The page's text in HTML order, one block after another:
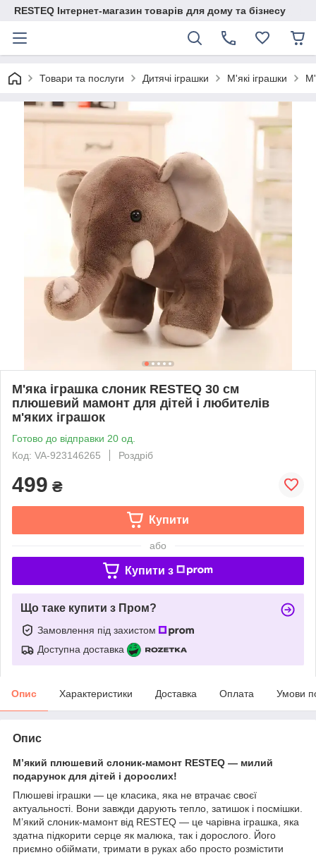
RESTEQ Інтернет-магазин товарів для дому та бізнесу
Товари та послуги Дитячі іграшки М'які іграшки
М'яка іграшка слоник RESTEQ 30 см
плюшевий мамонт для дітей і любителів
м'яких іграшок
Готово до відправки 20 од.
Код: VA-923146265
Роздріб
499 ₴
Купити
або
Купити з
Що таке купити з Пром?
Замовлення під захистом
Доступна доставка
Опис Характеристики Доставка Оплата Умови
Опис
М’який плюшевий слоник-мамонт RESTEQ — милий
подарунок для дітей і дорослих!
Плюшеві іграшки — це класика, яка не втрачає своєї
актуальності. Вони завжди дарують тепло, затишок і посмішки.
М’який слоник-мамонт від RESTEQ — це чарівна іграшка, яка
здатна підкорити серце як малюка, так і дорослого. Його
приємно обіймати, тримати в руках або просто розмістити